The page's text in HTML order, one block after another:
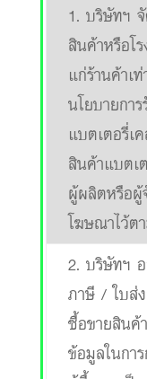
1. บริษัทฯ
สินค้าหรือโ
แก่ร้านค้าเ
นโยบายกา
แบตเตอรี่เ
สินค้าแบตเ
ผู้ผลิตหรือผู้
โฆษณาไว้ต
2. บริษัทฯ
ภาษี / ใบส่
ซื้อขายสินค้
ข้อมูลในกา